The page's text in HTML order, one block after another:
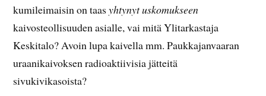
kumileimaisin on taasyhtynyt uskomukseen
kaivosteollisuuden asialle, vai mitä Ylitarkastaja
Keskitalo? Avoin lupa kaivella mm. Paukkajanvaaran
uraanikaivoksen radioaktiivisia jätteitä
sivukivikasoista?